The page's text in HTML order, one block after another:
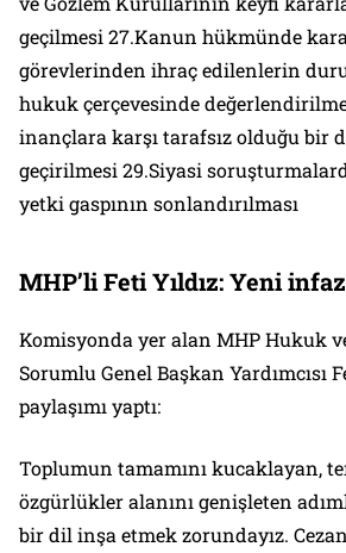
geçilmesi 27.Kanun hükmünde
görevlerinden ihraç edilenlerin
hukuk çerçevesinde
inançlara karşı tarafsız olduğu bir
geçirilmesi 29.Siyasi
yetki gaspının sonlandırılması
MHP’li Feti Yıldız: Yeni
Komisyonda yer alan MHP Hukuk
Sorumlu Genel Başkan Yardımcısı
paylaşımı yaptı:
Toplumun tamamını kucaklayan,
özgürlükler alanını genişleten
bir dil inşa etmek zorundayız.